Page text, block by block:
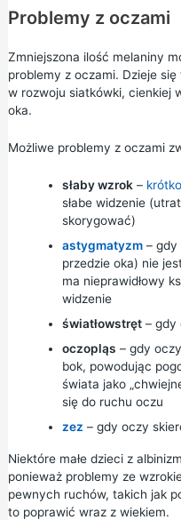
Problemy z oczami
Zmniejszona ilość melaniny
problemy z oczami. Dzieje
w rozwoju siatkówki, cienkiej
oka.
Możliwe problemy z oczami
słaby wzrok–
słabe widzenie
skorygować)
astygmatyzm– gdy
przedzie oka) nie
ma nieprawidłowy
widzenie
światłowstręt– gdy
oczopląs – gdy
bok, powodując
świata jako
się do ruchu oczu
zez – gdy oczy
Niektóre małe dzieci z
ponieważ problemy ze
pewnych ruchów, takich jak
to poprawić wraz z wiekiem.